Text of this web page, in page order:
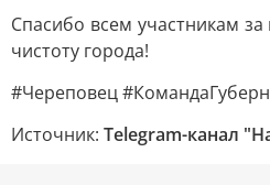
Спасибо всем участникам
чистоту города!
#Череповец
Источник: Telegram-канал